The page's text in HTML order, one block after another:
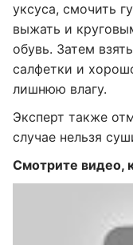
уксуса, смочить
выжать и
обувь. Затем
салфетки и
лишнюю влагу.
Эксперт также
случае нельзя
Смотрите видео,